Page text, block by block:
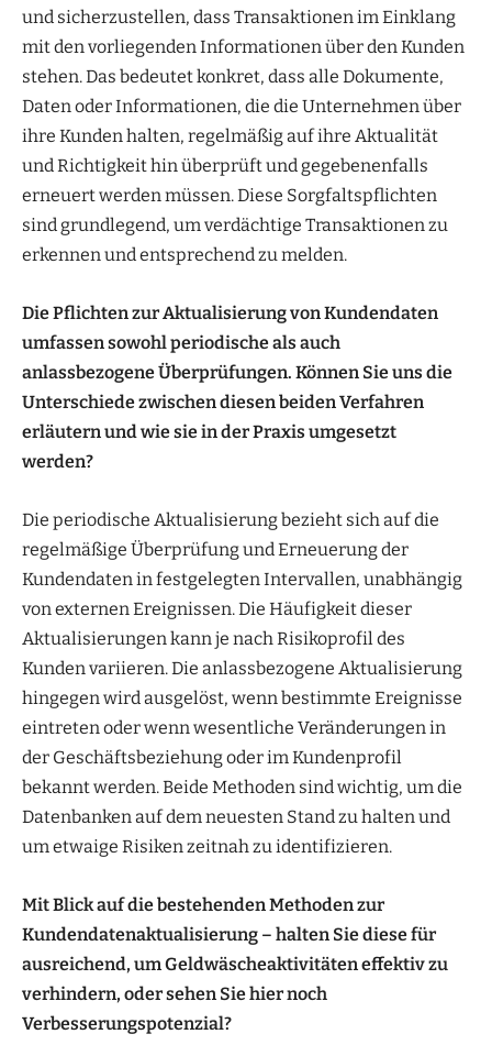
und sicherzustellen, dass Transaktionen im Einklang
mit den vorliegenden Informationen über den Kunden
stehen. Das bedeutet konkret, dass alle Dokumente,
Daten oder Informationen, die die Unternehmen über
ihre Kunden halten, regelmäßig auf ihre Aktualität
und Richtigkeit hin überprüft und gegebenenfalls
erneuert werden müssen. Diese Sorgfaltspflichten
sind grundlegend, um verdächtige Transaktionen zu
erkennen und entsprechend zu melden.
Die Pflichten zur Aktualisierung von Kundendaten
umfassen sowohl periodische als auch
anlassbezogene Überprüfungen. Können Sie uns die
Unterschiede zwischen diesen beiden Verfahren
erläutern und wie sie in der Praxis umgesetzt
werden?
Die periodische Aktualisierung bezieht sich auf die
regelmäßige Überprüfung und Erneuerung der
Kundendaten in festgelegten Intervallen, unabhängig
von externen Ereignissen. Die Häufigkeit dieser
Aktualisierungen kann je nach Risikoprofil des
Kunden variieren. Die anlassbezogene Aktualisierung
hingegen wird ausgelöst, wenn bestimmte Ereignisse
eintreten oder wenn wesentliche Veränderungen in
der Geschäftsbeziehung oder im Kundenprofil
bekannt werden. Beide Methoden sind wichtig, um die
Datenbanken auf dem neuesten Stand zu halten und
um etwaige Risiken zeitnah zu identifizieren.
Mit Blick auf die bestehenden Methoden zur
Kundendatenaktualisierung – halten Sie diese für
ausreichend, um Geldwäscheaktivitäten effektiv zu
verhindern, oder sehen Sie hier noch
Verbesserungspotenzial?